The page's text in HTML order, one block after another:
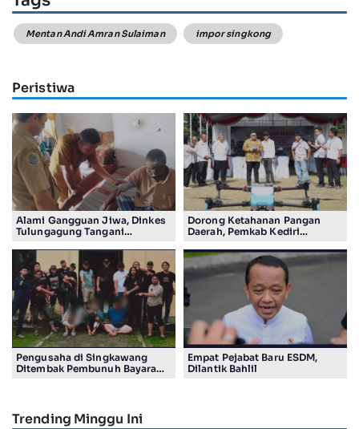
Mentan Andi Amran Sulaiman impor singkong
Peristiwa
Alami Gangguan Jiwa, Dinkes
Tulungagung Tangani
Dorong Ketahanan Pangan
Daerah, Pemkab Kediri
Pengusaha di Singkawang
Ditembak Pembunuh Bayaran
Empat Pejabat Baru ESDM,
Dilantik Bahlil
Trending Minggu Ini